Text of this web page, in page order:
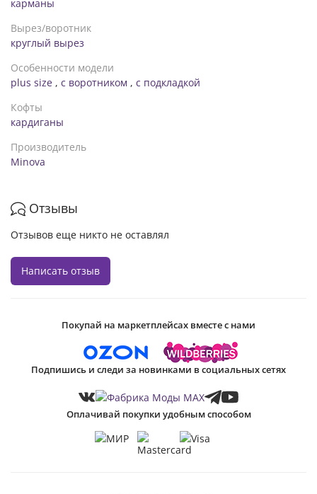
представлен размер 54-56 ***в зависимости от партии
карманы
Вырез/воротник
круглый вырез
Особенности модели
plus size , с воротником , с подкладкой
Кофты
кардиганы
Производитель
Minova
Отзывы
Отзывов еще никто не оставлял
Написать отзыв
Покупай на маркетплейсах вместе с нами
Подпишись и следи за новинками в социальных сетях
Оплачивай покупки удобным способом